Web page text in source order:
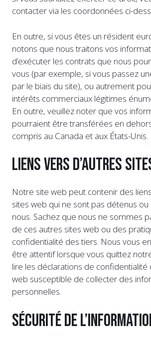
contacter via les coordonnées ci-
En outre, si vous êtes un résident
notons que nous traitons vos
d’exécuter les contrats que nous
vous (par exemple, si vous passez
par le biais du site), ou autrement
intérêts commerciaux légitimes
En outre, veuillez noter que vos
pourraient être transférées en
compris au Canada et aux États-Unis.
Liens vers d’autres
Notre site web peut contenir des
sites web qui ne sont pas détenus
nous. Sachez que nous ne sommes
de ces autres sites web ou des
confidentialité des tiers. Nous vous
être attentif lorsque vous quittez
lire les déclarations de confidentialité
web susceptible de collecter des
personnelles.
Sécurité de